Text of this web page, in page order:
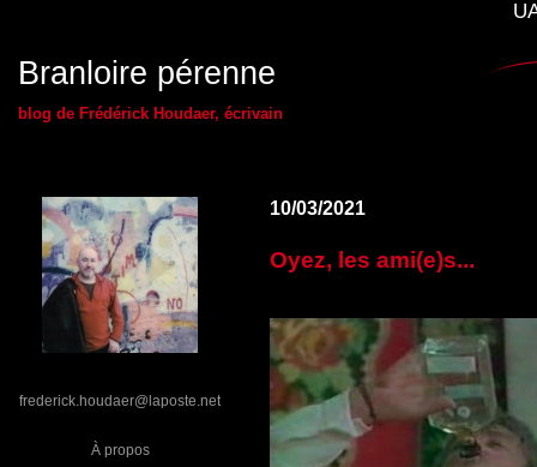
Branloire pérenne
blog de Frédérick Houdaer, écrivain
frederick.houdaer@laposte.net
À propos
10/03/2021
Oyez, les ami(e)s...